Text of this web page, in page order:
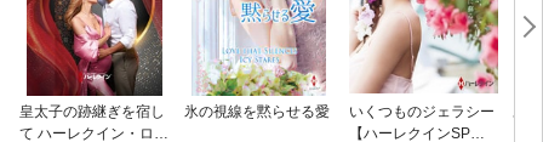
皇太子の跡継ぎを宿し
て ハーレクイン・ロマ
氷の視線を黙らせる愛
いくつものジェラシー
【ハーレクインSP文
あ